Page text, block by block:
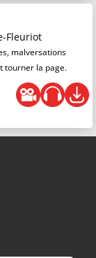
Fleuriot
malversations
tourner la page.